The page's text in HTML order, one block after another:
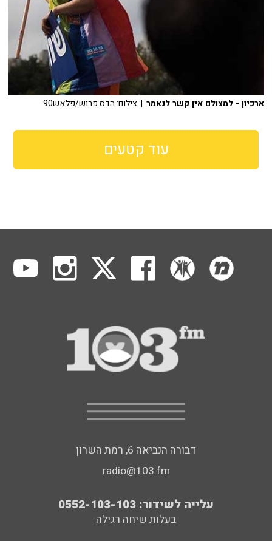
ארכיון - למצולם אין קשר לנאמר | צילום: הדס פרוש/פלאש90
עוד קטעים
דבורה הנביאה 6, רמת השרון
radio@103.fm
עלייה לשידור: 0552-103-103
בעלות שיחה רגילה